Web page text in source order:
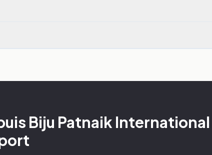
Biju Patnaik International